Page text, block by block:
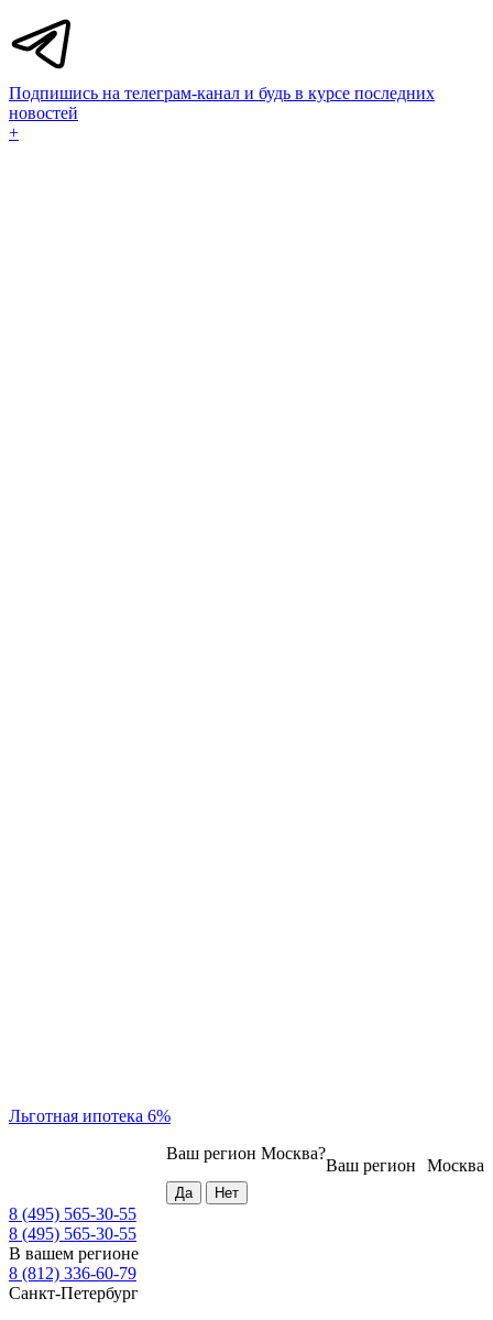
Подпишись на телеграм-канал и будь в курсе последних
новостей
+
Льготная ипотека 6%
Москва
Ваш регион
Ваш регион Москва?
8 (495) 565-30-55
8 (495) 565-30-55
В вашем регионе
8 (812) 336-60-79
Санкт-Петербург